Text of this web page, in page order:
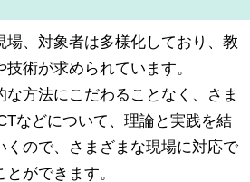
場、対象者は多様化しており、教
術が求められています。
な方法にこだわることなく、さま
などについて、理論と実践を結
くので、さまざまな現場に対応で
ができます。